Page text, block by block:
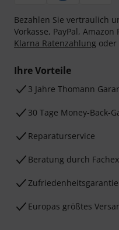
Bezahlen Sie vertraulich
Vorkasse, PayPal, Amazon
Klarna Ratenzahlung oder
Ihre Vorteile
3 Jahre Thomann
30 Tage Money-Back-
Reparaturservice
Beratung durch
Zufriedenheitsgarantie
Europas größtes